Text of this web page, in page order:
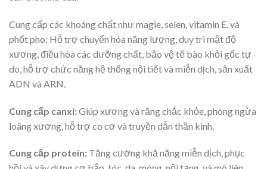
Cung cấp các khoáng chất như magie, selen, vitamin E, và
phốt pho: Hỗ trợ chuyển hóa năng lượng, duy trì mật độ
xương, điều hòa các dưỡng chất, bảo vệ tế bào khỏi gốc tự
do, hỗ trợ chức năng hệ thống nội tiết và miễn dịch, sản xuất
ADN và ARN.
Cung cấp canxi:Giúp xương và răng chắc khỏe, phòng ngừa
loãng xương, hỗ trợ co cơ và truyền dẫn thần kinh.
Cung cấp protein: Tăng cường khả năng miễn dịch, phục